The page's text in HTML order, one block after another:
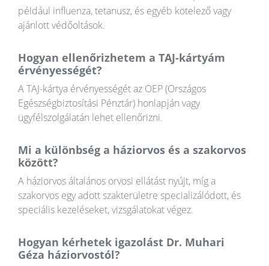
például influenza, tetanusz, és egyéb kötelező vagy
ajánlott védőoltások.
Hogyan ellenőrizhetem a TAJ-kártyám
érvényességét?
A TAJ-kártya érvényességét az OEP (Országos
Egészségbiztosítási Pénztár) honlapján vagy
ügyfélszolgálatán lehet ellenőrizni.
Mi a különbség a háziorvos és a szakorvos
között?
A háziorvos általános orvosi ellátást nyújt, míg a
szakorvos egy adott szakterületre specializálódott, és
speciális kezeléseket, vizsgálatokat végez.
Hogyan kérhetek igazolást Dr. Muhari
Géza háziorvostól?